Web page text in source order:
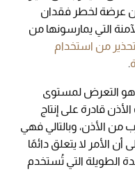
عرضة لخطر فقدان
التي يمارسونها من
من استخدام
.
هو التعرض لمستوى
قادرة على إنتاج
من الأذن، وبالتالي فهي
الأمر لا يتعلق دائمًا
الطويلة التي تُستخدم